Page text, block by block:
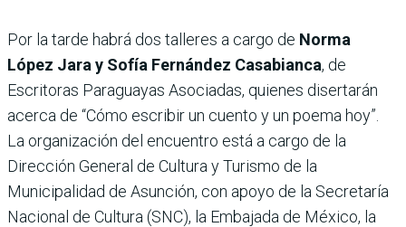
Por la tarde habrá dos talleres a cargo de Norma
López Jara y Sofía Fernández Casabianca, de
Escritoras Paraguayas Asociadas, quienes disertarán
acerca de “Cómo escribir un cuento y un poema hoy”.
La organización del encuentro está a cargo de la
Dirección General de Cultura y Turismo de la
Municipalidad de Asunción, con apoyo de la Secretaría
Nacional de Cultura (SNC), la Embajada de México, la